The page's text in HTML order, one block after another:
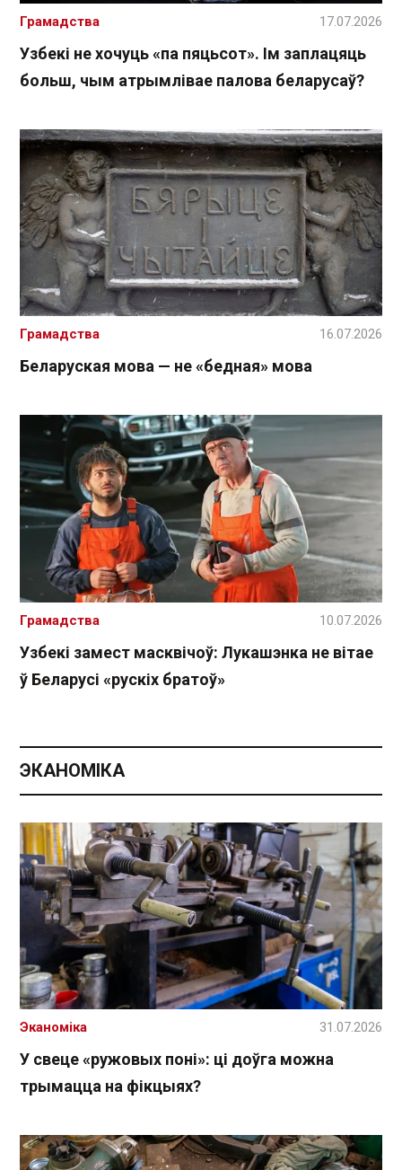
Узбекі не хочуць «па пяцьсот». Ім заплацяць
больш, чым атрымлівае палова беларусаў?
Грамадства 17.07.2026
Беларуская мова — не «бедная» мова
Грамадства 16.07.2026
Узбекі замест масквічоў: Лукашэнка не вітае
ў Беларусі «рускіх братоў»
Грамадства 10.07.2026
ЭКАНОМІКА
У свеце «ружовых поні»: ці доўга можна
трымацца на фікцыях?
Эканоміка 31.07.2026